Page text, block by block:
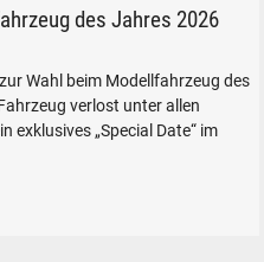
- Ferrari 412 P, VW T2b
des Jahres 2026
Wahl beim Modellfahrzeug des
verlost unter allen
exklusives „Special Date“ im